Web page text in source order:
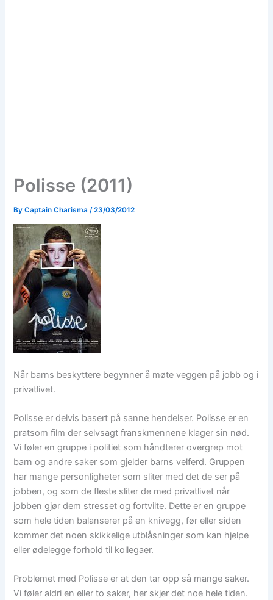
Polisse (2011)
ByCaptain Charisma /23/03/2012
Når barns beskyttere begynner å møte veggen på jobb og i
privatlivet.
Polisse er delvis basert på sanne hendelser. Polisse er en
pratsom film der selvsagt franskmennene klager sin nød.
Vi føler en gruppe i politiet som håndterer overgrep mot
barn og andre saker som gjelder barns velferd. Gruppen
har mange personligheter som sliter med det de ser på
jobben, og som de fleste sliter de med privatlivet når
jobben gjør dem stresset og fortvilte. Dette er en gruppe
som hele tiden balanserer på en knivegg, før eller siden
kommer det noen skikkelige utblåsninger som kan hjelpe
eller ødelegge forhold til kollegaer.
Problemet med Polisse er at den tar opp så mange saker.
Vi føler aldri en eller to saker, her skjer det noe hele tiden.